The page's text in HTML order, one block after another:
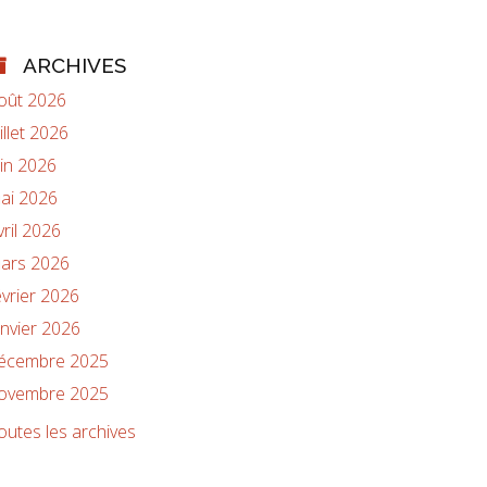
ARCHIVES
2026
2026
2026
2026
2026
2026
2026
2026
2025
2025
les archives